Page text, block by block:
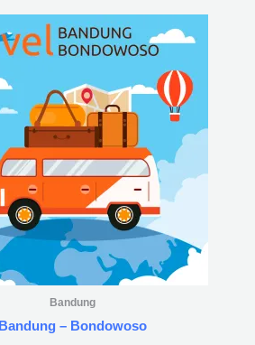
Bandung
Bandung – Bondowoso